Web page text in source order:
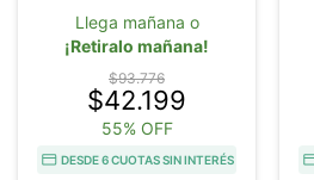
Llega mañana o
¡Retiralo mañana!
$93.776
$42.199
55% OFF
DESDE 6 CUOTAS SIN INTERÉS